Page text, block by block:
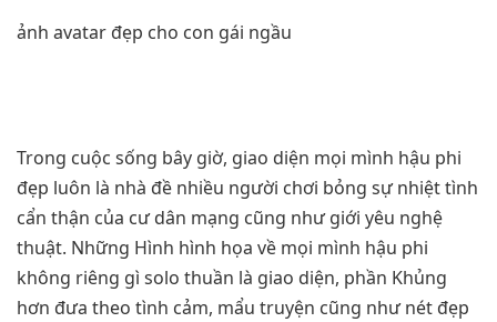
ảnh avatar đẹp cho con gái ngầu
Trong cuộc sống bây giờ, giao diện mọi mình hậu phi
đẹp luôn là nhà đề nhiều người chơi bỏng sự nhiệt tình
cẩn thận của cư dân mạng cũng như giới yêu nghệ
thuật. Những Hình hình họa về mọi mình hậu phi
không riêng gì solo thuần là giao diện, phần Khủng
hơn đưa theo tình cảm, mẩu truyện cũng như nét đẹp